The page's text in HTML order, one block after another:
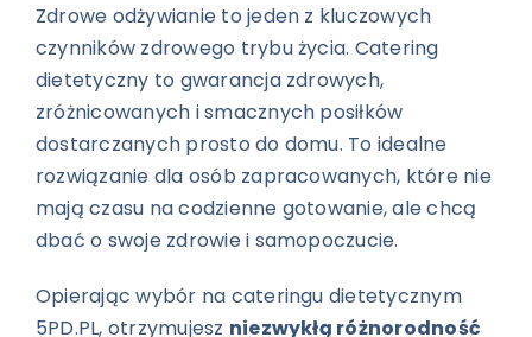
Zdrowe odżywianie to jeden z kluczowych
czynników zdrowego trybu życia. Catering
dietetyczny to gwarancja zdrowych,
zróżnicowanych i smacznych posiłków
dostarczanych prosto do domu. To idealne
rozwiązanie dla osób zapracowanych, które nie
mają czasu na codzienne gotowanie, ale chcą
dbać o swoje zdrowie i samopoczucie.
Opierając wybór na cateringu dietetycznym
5PD.PL, otrzymujesz niezwykłą różnorodność